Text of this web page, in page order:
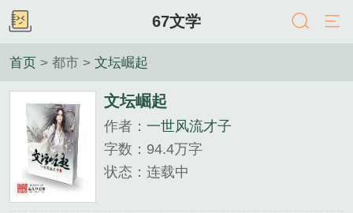
67文学
首页 > 都市 > 文坛崛起
文坛崛起
作者： 一世风流才子
字数：94.4万字
状态：连载中